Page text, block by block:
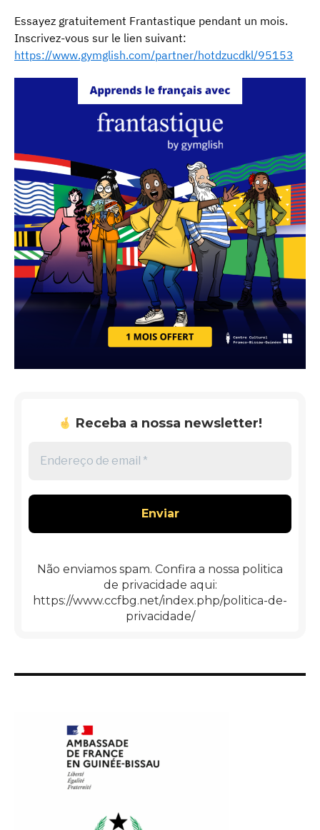
Essayez gratuitement Frantastique pendant un mois.
Inscrivez-vous sur le lien suivant:
https://www.gymglish.com/partner/hotdzucdkl/95153
Receba a nossa newsletter!
de
*
Não enviamos spam. Confira a nossa politica
de privacidade aqui:
https://www.ccfbg.net/index.php/politica-de-
privacidade/